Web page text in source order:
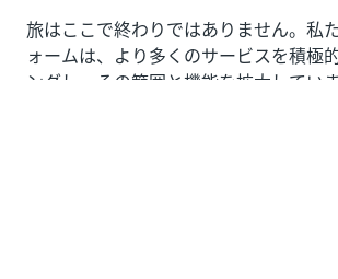
旅はここで終わりではありません。私
ォームは、より多くのサービスを積極
ングし、その範囲と機能を拡大してい